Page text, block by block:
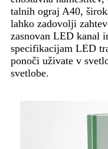
talnih ograj A40,
lahko zadovolji
zasnovan LED kanal
specifikacijam LED
ponoči uživate v
svetlobe.